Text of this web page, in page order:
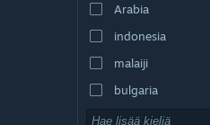
Arabia
indonesia
malaiji
bulgaria
tšekki